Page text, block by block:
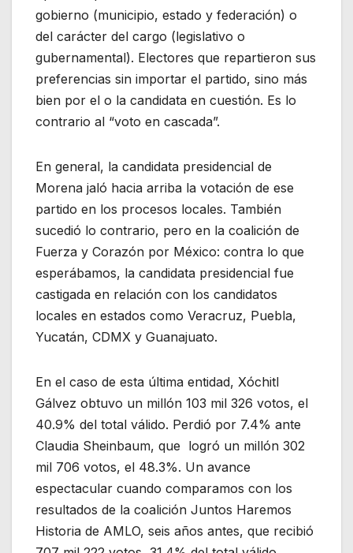
gobierno (municipio, estado y federación) o
del carácter del cargo (legislativo o
gubernamental). Electores que repartieron sus
preferencias sin importar el partido, sino más
bien por el o la candidata en cuestión. Es lo
contrario al “voto en cascada”.
En general, la candidata presidencial de
Morena jaló hacia arriba la votación de ese
partido en los procesos locales. También
sucedió lo contrario, pero en la coalición de
Fuerza y Corazón por México: contra lo que
esperábamos, la candidata presidencial fue
castigada en relación con los candidatos
locales en estados como Veracruz, Puebla,
Yucatán, CDMX y Guanajuato.
En el caso de esta última entidad, Xóchitl
Gálvez obtuvo un millón 103 mil 326 votos, el
40.9% del total válido. Perdió por 7.4% ante
Claudia Sheinbaum, que logró un millón 302
mil 706 votos, el 48.3%. Un avance
espectacular cuando comparamos con los
resultados de la coalición Juntos Haremos
Historia de AMLO, seis años antes, que recibió